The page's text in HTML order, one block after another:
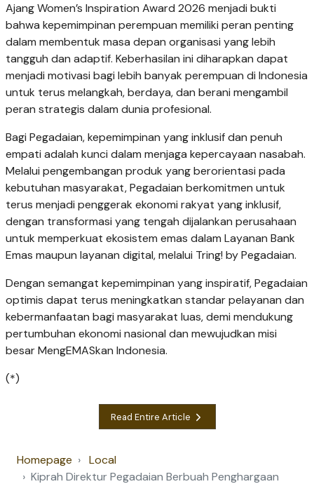
Ajang Women’s Inspiration Award 2026 menjadi bukti
bahwa kepemimpinan perempuan memiliki peran penting
dalam membentuk masa depan organisasi yang lebih
tangguh dan adaptif. Keberhasilan ini diharapkan dapat
menjadi motivasi bagi lebih banyak perempuan di Indonesia
untuk terus melangkah, berdaya, dan berani mengambil
peran strategis dalam dunia profesional.
Bagi Pegadaian, kepemimpinan yang inklusif dan penuh
empati adalah kunci dalam menjaga kepercayaan nasabah.
Melalui pengembangan produk yang berorientasi pada
kebutuhan masyarakat, Pegadaian berkomitmen untuk
terus menjadi penggerak ekonomi rakyat yang inklusif,
dengan transformasi yang tengah dijalankan perusahaan
untuk memperkuat ekosistem emas dalam Layanan Bank
Emas maupun layanan digital, melalui Tring! by Pegadaian.
Dengan semangat kepemimpinan yang inspiratif, Pegadaian
optimis dapat terus meningkatkan standar pelayanan dan
kebermanfaatan bagi masyarakat luas, demi mendukung
pertumbuhan ekonomi nasional dan mewujudkan misi
besar MengEMASkan Indonesia.
(*)
Read Entire Article
Homepage
Local
Kiprah Direktur Pegadaian Berbuah Penghargaan